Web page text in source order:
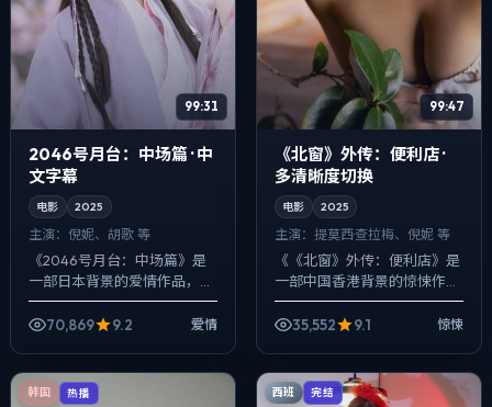
99:31
2046号月台：中场篇 · 中
文字幕
电影 2025
主演： 倪妮、胡歌 等
《2046号月台：中场篇》是
一部日本背景的爱情作品，
2025年公映，由奉俊昊执
导，倪妮、胡歌、周冬雨等主
70,869 9.2 爱情
99:47
《北窗》外传：便利店 ·
多清晰度切换
电影 2025
主演： 提莫西·查拉梅、倪妮 等
《《北窗》外传：便利店》是
一部中国香港背景的惊悚作
品，2025年公映，由娄烨执
导，提莫西·查拉梅、倪妮、任
35,552 9.1 惊悚
韩国 热播 西班 完结